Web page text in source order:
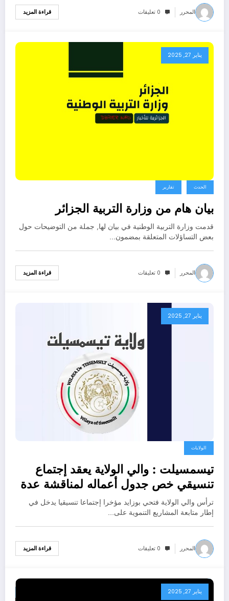
المحرر 0 تعليقات قراءة المزيد
يناير 27, 2025
الحدث تقارير
بيان هام من وزارة التربية الجزائر
قدمت وزارة التربية الوطنية في بيان لها, جملة من التوضيحات حول
بعض التساؤلات المتعلقة بمضمون…
المحرر 0 تعليقات قراءة المزيد
يناير 27, 2025
الولايات
تيسمسيلت : والي الولاية يعقد إجتماع
تنسيقي خص جدول أعماله لمناقشة عدة
ملفات تنموية
ترأس والي الولاية فتحي بوزايد مؤخرا إجتماعا تنسيقيا يدخل في
إطار متابعة المشاريع التنموية على…
المحرر 0 تعليقات قراءة المزيد
يناير 27, 2025